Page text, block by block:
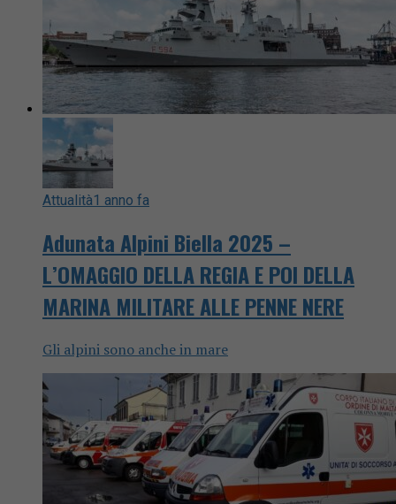
Attualità1 anno fa
Adunata Alpini Biella 2025 –
L’OMAGGIO DELLA REGIA E POI DELLA
MARINA MILITARE ALLE PENNE NERE
Gli alpini sono anche in mare